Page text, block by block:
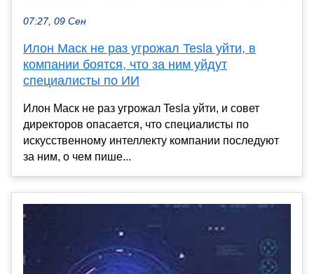
07:27, 09 Сен
Илон Маск не раз угрожал Tesla уйти, в
компании боятся, что за ним уйдут
специалисты по ИИ
Илон Маск не раз угрожал Tesla уйти, и совет
директоров опасается, что специалисты по
искусственному интеллекту компании последуют
за ним, о чем пише...